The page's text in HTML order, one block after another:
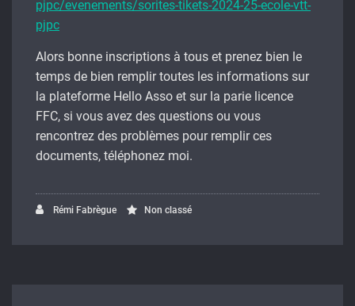
pjpc/evenements/sorites-tikets-2024-25-ecole-vtt-
pjpc
Alors bonne inscriptions à tous et prenez bien le
temps de bien remplir toutes les informations sur
la plateforme Hello Asso et sur la parie licence
FFC, si vous avez des questions ou vous
rencontrez des problèmes pour remplir ces
documents, téléphonez moi.
Rémi Fabrègue Non classé